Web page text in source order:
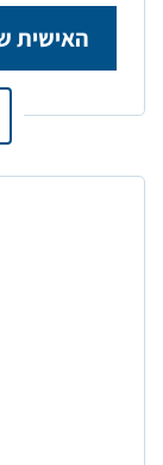
האישית